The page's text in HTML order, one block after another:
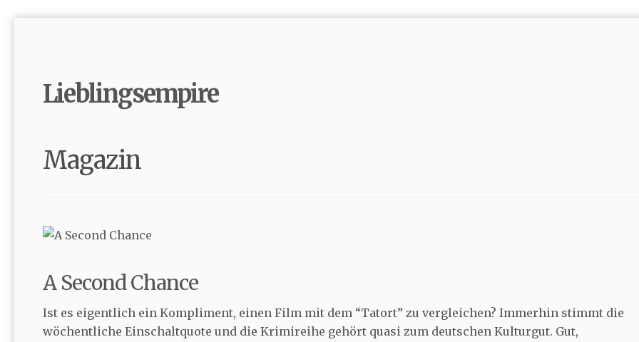
Lieblingsempire
Magazin
A Second Chance
Ist es eigentlich ein Kompliment, einen Film mit dem “Tatort” zu vergleichen? Immerhin stimmt die
wöchentliche Einschaltquote und die Krimireihe gehört quasi zum deutschen Kulturgut. Gut,